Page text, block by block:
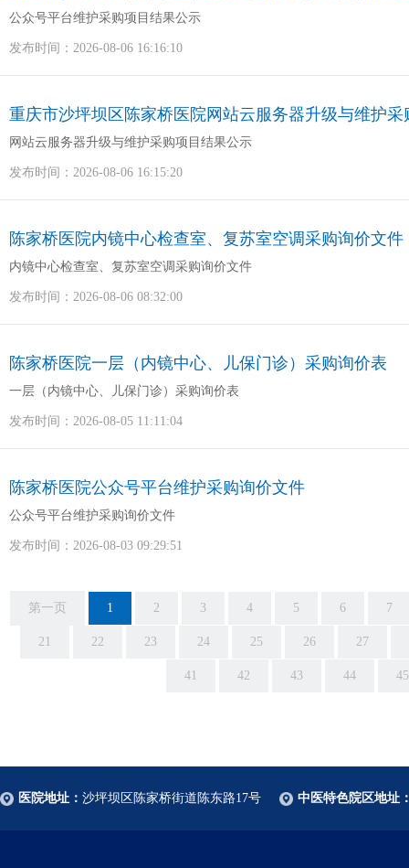
公众号平台维护采购项目结果公示
发布时间：2026-08-06 16:16:10
重庆市沙坪坝区陈家桥医院网站云服务器升级与维护
网站云服务器升级与维护采购项目结果公示
发布时间：2026-08-06 16:15:20
陈家桥医院内镜中心检查室、复苏室空调采购询价文件
内镜中心检查室、复苏室空调采购询价文件
发布时间：2026-08-06 08:32:00
陈家桥医院一层（内镜中心、儿保门诊）采购询价表
一层（内镜中心、儿保门诊）采购询价表
发布时间：2026-08-05 11:11:04
陈家桥医院公众号平台维护采购询价文件
公众号平台维护采购询价文件
发布时间：2026-08-03 09:29:51
第一页 1 2 3 4 5 6 7
21 22 23 24 25 26 27
41 42 43 44 45
医院地址： 沙坪坝区陈家桥街道陈东路17号 中医特色院区地址